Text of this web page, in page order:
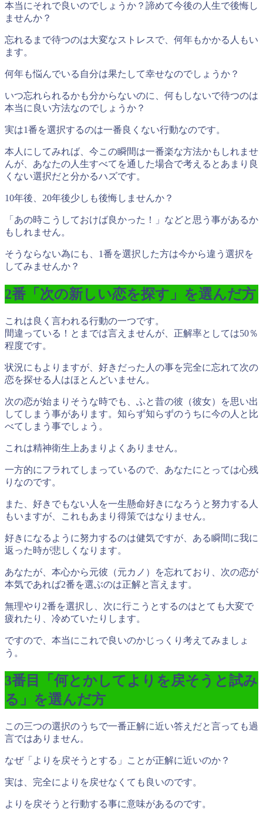
本当にそれで良いのでしょうか？諦めて今後の人生で後悔し
ませんか？
忘れるまで待つのは大変なストレスで、何年もかかる人もい
ます。
何年も悩んでいる自分は果たして幸せなのでしょうか？
いつ忘れられるかも分からないのに、何もしないで待つのは
本当に良い方法なのでしょうか？
実は1番を選択するのは一番良くない行動なのです。
本人にしてみれば、 今この瞬間は一番楽な方法かもしれませ
んが 、あなたの人生すべてを通した場合で考えるとあまり良
くない選択だと分かるハズです。
10年後、20年後少しも後悔しませんか？
「あの時こうしておけば良かった！」などと思う事があるか
もしれません。
そうならない為にも、1番を選択した方は今から違う選択を
してみませんか？
2番「次の新しい恋を探す」を選んだ方
これは良く言われる行動の一つです。
間違っている！とまでは言えませんが、正解率としては50％
程度です。
状況にもよりますが、好きだった人の事を完全に忘れて次の
恋を探せる人はほとんどいません。
次の恋が始まりそうな時でも、ふと昔の彼（彼女）を思い出
してしまう事があります。知らず知らずのうちに今の人と比
べてしまう事でしょう。
これは精神衛生上あまりよくありません。
一方的にフラれてしまっているので、あなたにとっては心残
りなのです。
また、好きでもない人を一生懸命好きになろうと努力する人
もいますが、これもあまり得策ではなりません。
好きになるように努力するのは健気ですが、ある瞬間に我に
返った時が悲しくなります。
あなたが、本心から元彼（元カノ）を忘れており、次の恋が
本気であれば2番を選ぶのは正解と言えます。
無理やり2番を選択し、次に行こうとするのはとても大変で
疲れたり、冷めていたりします。
ですので、本当にこれで良いのかじっくり考えてみましょ
う。
3番目「何とかしてよりを戻そうと試み
る」を選んだ方
この三つの選択のうちで一番正解に近い答えだと言っても過
言ではありません。
なぜ「よりを戻そうとする」ことが正解に近いのか？
実は、完全によりを戻せなくても良いのです。
よりを戻そうと行動する事に意味があるのです。